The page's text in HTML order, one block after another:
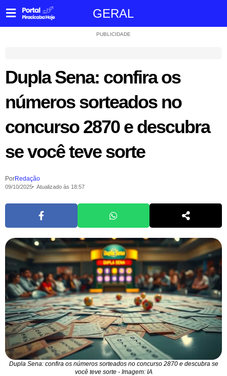
GERAL
PUBLICIDADE
Dupla Sena: confira os
números sorteados no
concurso 2870 e descubra
se você teve sorte
PorRedação
09/10/2025 Atualizado às 18:57
Dupla Sena: confira os números sorteados no concurso 2870 e descubra se
você teve sorte - Imagem: IA